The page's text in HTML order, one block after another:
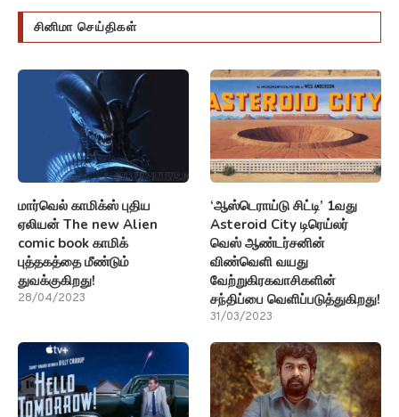
சினிமா செய்திகள்
மார்வெல் காமிக்ஸ் புதிய
ஏலியன் The new Alien
comic book காமிக்
புத்தகத்தை மீண்டும்
துவக்குகிறது!
28/04/2023
‘ஆஸ்டெராய்டு சிட்டி’ 1வது
Asteroid City டிரெய்லர்
வெஸ் ஆண்டர்சனின்
விண்வெளி வயது
வேற்றுகிரகவாசிகளின்
சந்திப்பை வெளிப்படுத்துகிறது!
31/03/2023